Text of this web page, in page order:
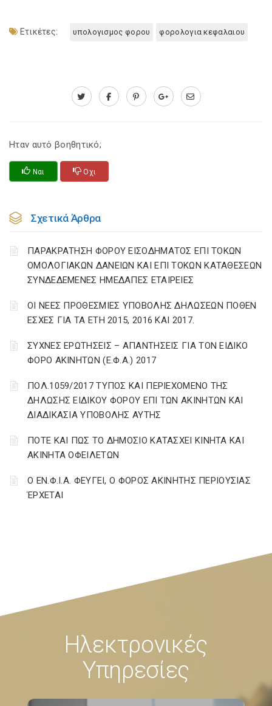
Ετικέτες: υπολογισμος φορου φορολογια κεφαλαιου
Ηταν αυτό βοηθητικό;
Ναι Οχι
Σχετικά Άρθρα
ΠΑΡΑΚΡΑΤΗΣΗ ΦΟΡΟΥ ΕΙΣΟΔΗΜΑΤΟΣ ΕΠΙ ΤΟΚΩΝ
ΟΜΟΛΟΓΙΑΚΩΝ ΔΑΝΕΙΩΝ ΚΑΙ ΕΠΙ ΤΟΚΩΝ ΚΑΤΑΘΕΣΕΩΝ
ΣΥΝΔΕΔΕΜΕΝΕΣ ΗΜΕΔΑΠΕΣ ΕΤΑΙΡΕΙΕΣ
ΟΙ ΝΕΕΣ ΠΡΟΘΕΣΜΙΕΣ ΥΠΟΒΟΛΗΣ ΔΗΛΩΣΕΩΝ ΠΟΘΕΝ
ΕΣΧΕΣ ΓΙΑ ΤΑ ΕΤΗ 2015, 2016 ΚΑΙ 2017.
ΣΥΧΝΕΣ ΕΡΩΤΗΣΕΙΣ – ΑΠΑΝΤΗΣΕΙΣ ΓΙΑ ΤΟΝ ΕΙΔΙΚΟ
ΦΟΡΟ ΑΚΙΝΗΤΩΝ (Ε.Φ.Α.) 2017
ΠΟΛ.1059/2017 ΤΥΠΟΣ ΚΑΙ ΠΕΡΙΕΧΟΜΕΝΟ ΤΗΣ
ΔΗΛΩΣΗΣ ΕΙΔΙΚΟΥ ΦΟΡΟΥ ΕΠΙ ΤΩΝ ΑΚΙΝΗΤΩΝ ΚΑΙ
ΔΙΑΔΙΚΑΣΙΑ ΥΠΟΒΟΛΗΣ ΑΥΤΗΣ
ΠΟΤΕ ΚΑΙ ΠΩΣ ΤΟ ΔΗΜΟΣΙΟ ΚΑΤΑΣΧΕΙ ΚΙΝΗΤΑ ΚΑΙ
ΑΚΙΝΗΤΑ ΟΦΕΙΛΕΤΩΝ
Ο ΕΝ.Φ.Ι.Α. ΦΕΥΓΕΙ, Ο ΦΟΡΟΣ ΑΚΙΝΗΤΗΣ ΠΕΡΙΟΥΣΙΑΣ
ΈΡΧΕΤΑΙ
Ηλεκτρονικές
Υπηρεσίες